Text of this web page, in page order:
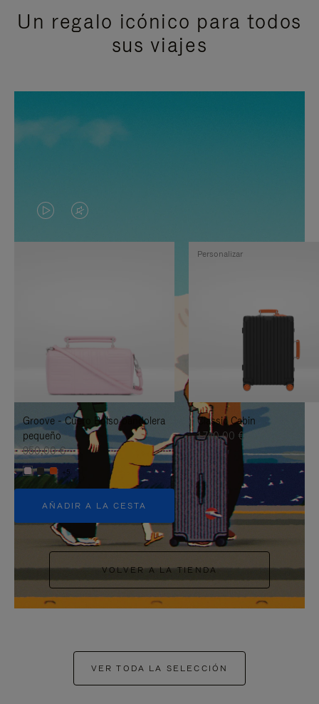
Un regalo icónico para todos
sus viajes
EL
VÍDEO
PULSE
PAUSARLO.
EL
SONIDO
DESACTIVADO:
PULSE
PARA
ACTIVARLO.
Groove - Cuero Bolso bandolera
pequeño
950,00 €
+5
AÑADIR A LA CESTA
Classic Cabin
1.740,00 €
Personalizar
VOLVER A LA TIENDA
VER TODA LA SELECCIÓN